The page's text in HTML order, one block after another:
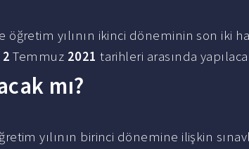
öğretim yılının ikinci döneminin son iki
2 Temmuz 2021 tarihleri arasında
mı?
yılının birinci dönemine ilişkin